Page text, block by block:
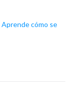
Aprende cómo se